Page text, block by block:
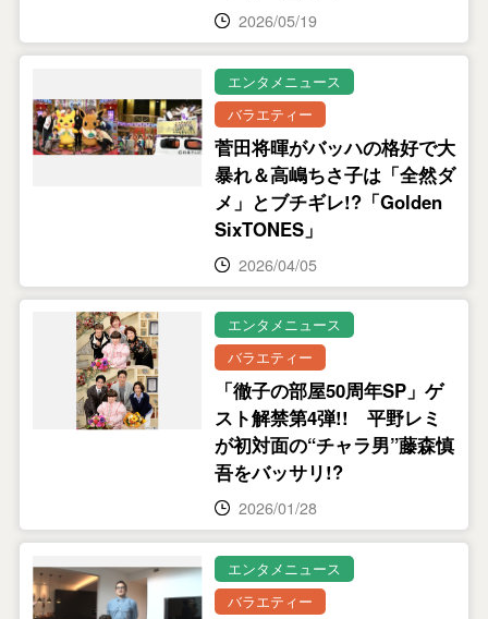
2026/05/19
エンタメニュース
バラエティー
菅田将暉がバッハの格好で大
暴れ＆高嶋ちさ子は「全然ダ
メ」とブチギレ!?「Golden
SixTONES」
2026/04/05
エンタメニュース
バラエティー
「徹子の部屋50周年SP」ゲ
スト解禁第4弾!! 平野レミ
が初対面の“チャラ男”藤森慎
吾をバッサリ!?
2026/01/28
エンタメニュース
バラエティー